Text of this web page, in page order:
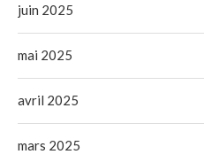
juin 2025
mai 2025
avril 2025
mars 2025